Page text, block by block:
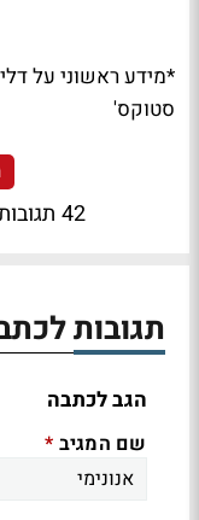
*מידע ראשוני על
סטוקס'
42 תגובות
תגובות
הגב לכתבה
שם המגיב *